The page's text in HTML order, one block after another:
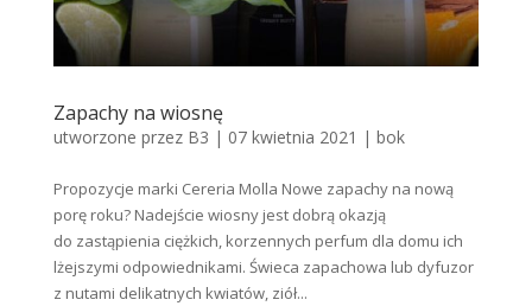
Zapachy na wiosnę
utworzone przez B3 | 07 kwietnia 2021 | bok
Propozycje marki Cereria Molla Nowe zapachy na nową
porę roku? Nadejście wiosny jest dobrą okazją
do zastąpienia ciężkich, korzennych perfum dla domu ich
lżejszymi odpowiednikami. Świeca zapachowa lub dyfuzor
z nutami delikatnych kwiatów, ziół...